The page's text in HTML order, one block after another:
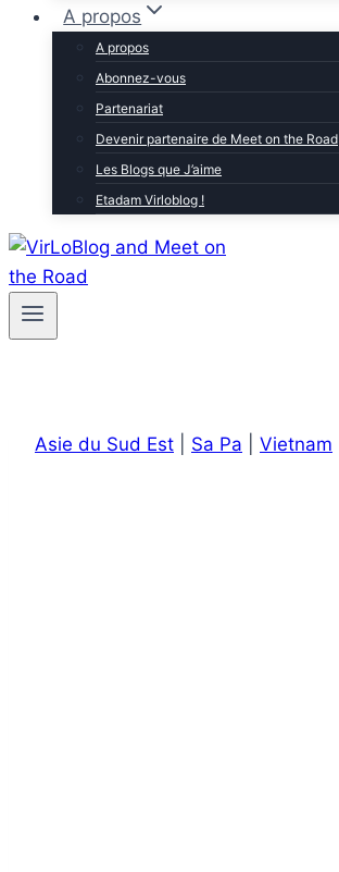
A propos
A propos
Abonnez-vous
Partenariat
Devenir partenaire de Meet on the Road
Les Blogs que J’aime
Etadam Virloblog !
Asie du Sud Est Sa Pa Vietnam